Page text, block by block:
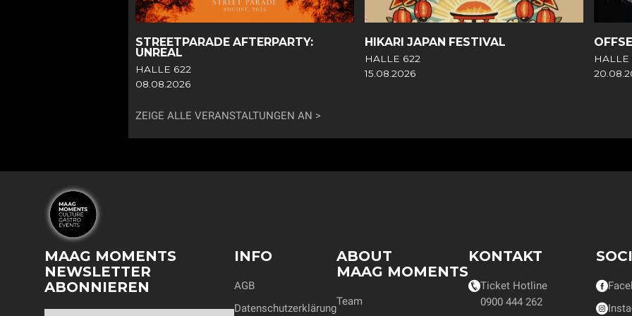
STREETPARADE AFTERPARTY:
UNREAL
HALLE 622
08.08.2026
HIKARI JAPAN FESTIVAL
HALLE 622
15.08.2026
HALLE
ZEIGE ALLE VERANSTALTUNGEN AN
MAAG MOMENTS
NEWSLETTER
ABONNIEREN
INFO
AGB
Datenschutzerklärung
ABOUT
MAAG MOMENTS
Team
KONTAKT
Ticket Hotline
0900 444 262